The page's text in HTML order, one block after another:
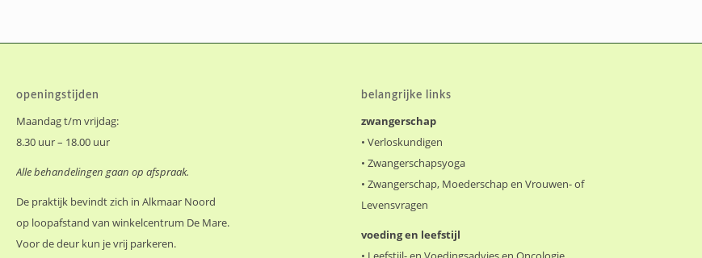
openingstijden
Maandag t/m vrijdag:
8.30 uur – 18.00 uur
Alle behandelingen gaan op afspraak.
De praktijk bevindt zich in Alkmaar Noord
op loopafstand van winkelcentrum De Mare.
Voor de deur kun je vrij parkeren.
belangrijke links
zwangerschap
•Verloskundigen
•Zwangerschapsyoga
•Zwangerschap, Moederschap en Vrouwen- of
Levensvragen
voeding en leefstijl